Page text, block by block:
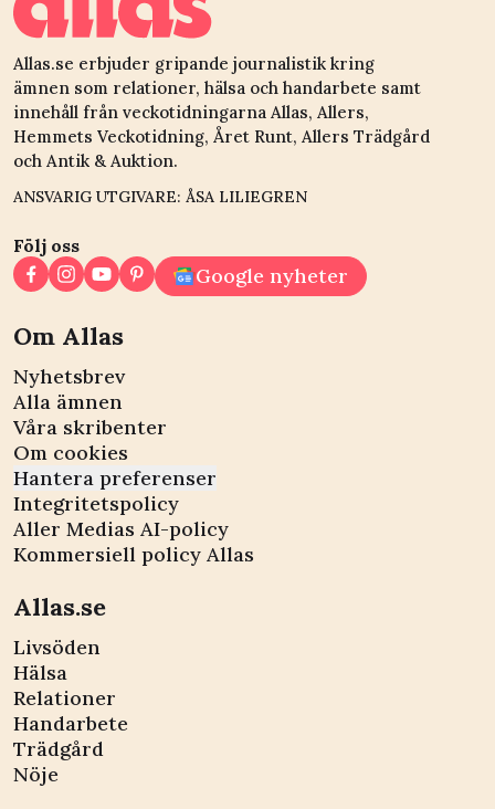
Allas.se erbjuder gripande journalistik kring
ämnen som relationer, hälsa och handarbete samt
innehåll från veckotidningarna Allas, Allers,
Hemmets Veckotidning, Året Runt, Allers Trädgård
och Antik & Auktion.
ANSVARIG UTGIVARE: ÅSA LILIEGREN
Följ oss
Google nyheter
Om Allas
Nyhetsbrev
Alla ämnen
Våra skribenter
Om cookies
Hantera preferenser
Integritetspolicy
Aller Medias AI-policy
Kommersiell policy Allas
Allas.se
Livsöden
Hälsa
Relationer
Handarbete
Trädgård
Nöje